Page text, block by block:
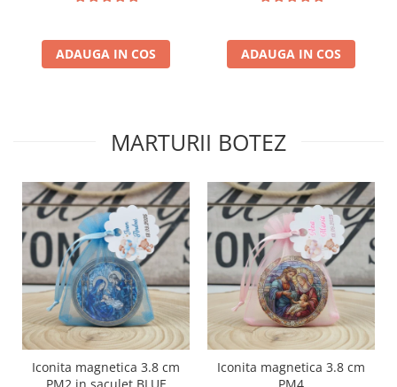
ADAUGA IN COS ADAUGA IN COS
MARTURII BOTEZ
Iconita magnetica 3.8 cm
Iconita magnetica 3.8 cm